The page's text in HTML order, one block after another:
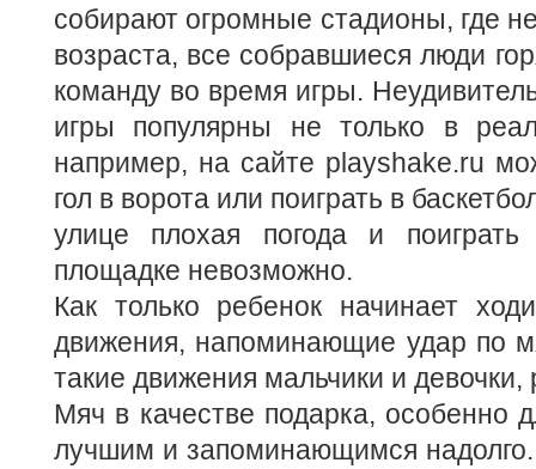
собирают огромные стадионы, где
возраста, все собравшиеся люди
команду во время игры.
игры популярны не только в
например, на сайте playshake.ru
гол в ворота или поиграть в
улице плохая погода и
площадке невозможно.
Как только ребенок начинает
движения, напоминающие удар по
такие движения мальчики и девочки,
Мяч в качестве подарка, особенно
лучшим и запоминающимся